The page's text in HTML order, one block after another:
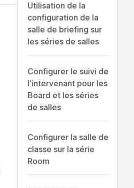
Utilisation de la
configuration de la
salle de briefing sur
les séries de salles
Configurer le suivi de
l'intervenant pour les
Board et les séries
de salles
Configurer la salle de
classe sur la série
Room